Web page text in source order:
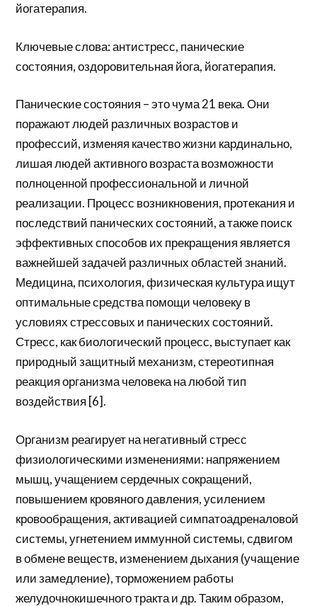
йогатерапия.
Ключевые слова: антистресс, панические
состояния, оздоровительная йога, йогатерапия.
Панические состояния – это чума 21 века. Они
поражают людей различных возрастов и
профессий, изменяя качество жизни кардинально,
лишая людей активного возраста возможности
полноценной профессиональной и личной
реализации. Процесс возникновения, протекания и
последствий панических состояний, а также поиск
эффективных способов их прекращения является
важнейшей задачей различных областей знаний.
Медицина, психология, физическая культура ищут
оптимальные средства помощи человеку в
условиях стрессовых и панических состояний.
Стресс, как биологический процесс, выступает как
природный защитный механизм, стереотипная
реакция организма человека на любой тип
воздействия [6].
Организм реагирует на негативный стресс
физиологическими изменениями: напряжением
мышц, учащением сердечных сокращений,
повышением кровяного давления, усилением
кровообращения, активацией симпатоадреналовой
системы, угнетением иммунной системы, сдвигом
в обмене веществ, изменением дыхания (учащение
или замедление), торможением работы
желудочнокишечного тракта и др. Таким образом,